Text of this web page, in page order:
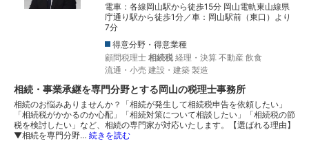
電車：各線岡山駅から徒歩15分 岡山電軌東山線県
庁通り駅から徒歩1分／車：岡山駅前（東口）より
7分
得意分野・得意業種
顧問税理士 相続税 経理・決算 不動産 飲食
流通・小売 建設・建築 製造
相続・事業承継を専門分野とする岡山の税理士事務所
相続のお悩みありませんか？「相続が発生して相続税申告を依頼したい」
「相続税がかかるのか心配」「相続対策について相談したい」「相続税の節
税を検討したい」など、相続の専門家が対応いたします。【選ばれる理由】
▼相続を専門分野… 続きを読む